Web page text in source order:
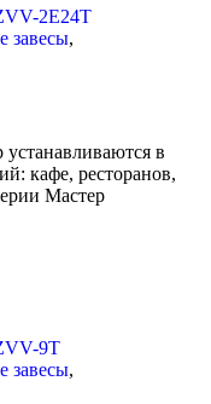
2E24T
завесы,
в
кафе, ресторанов,
Мастер
9T
завесы,